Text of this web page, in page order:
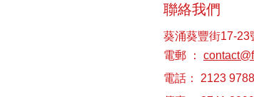
聯絡我們
葵涌葵豐街17-23
電郵 ：
電話： 2123 9788